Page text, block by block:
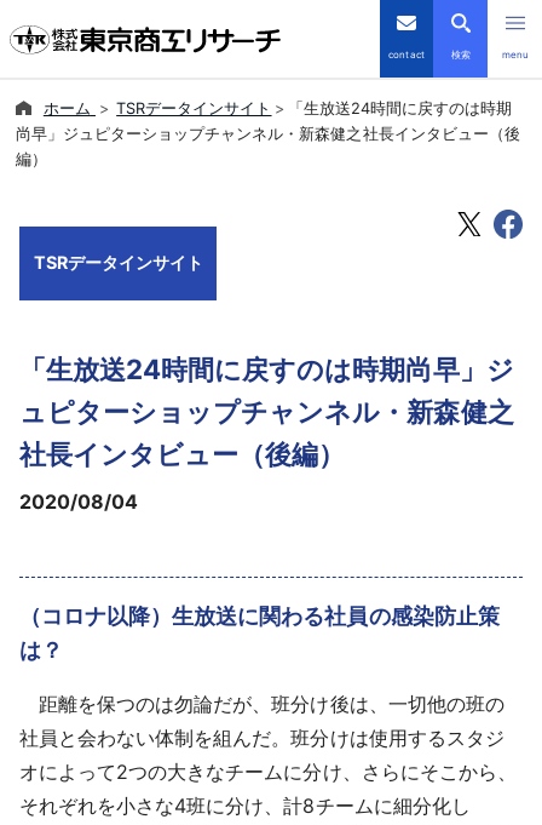
contact 検索 menu
倒産・注目企業情報
TSR-PLUS
会社案内
商品・サービス
採用情報
よくあるご質問
English
ホーム TSRデータインサイト
「生放送24時間に戻すのは時期
尚早」ジュピターショップチャンネル・新森健之社長インタビュー（後
編）
TSRデータインサイト
「生放送24時間に戻すのは時期尚早」ジ
ュピターショップチャンネル・新森健之
社長インタビュー（後編）
2020/08/04
（コロナ以降）生放送に関わる社員の感染防止策
は？
距離を保つのは勿論だが、班分け後は、一切他の班の
社員と会わない体制を組んだ。班分けは使用するスタジ
オによって2つの大きなチームに分け、さらにそこから、
それぞれを小さな4班に分け、計8チームに細分化し